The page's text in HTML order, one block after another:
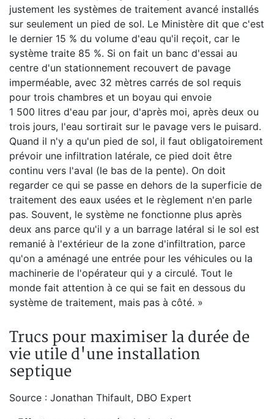
justement les systèmes de traitement avancé installés
sur seulement un pied de sol. Le Ministère dit que c'est
le dernier 15 % du volume d'eau qu'il reçoit, car le
système traite 85 %. Si on fait un banc d'essai au
centre d'un stationnement recouvert de pavage
imperméable, avec 32 mètres carrés de sol requis
pour trois chambres et un boyau qui envoie
1 500 litres d'eau par jour, d'après moi, après deux ou
trois jours, l'eau sortirait sur le pavage vers le puisard.
Quand il n'y a qu'un pied de sol, il faut obligatoirement
prévoir une infiltration latérale, ce pied doit être
continu vers l'aval (le bas de la pente). On doit
regarder ce qui se passe en dehors de la superficie de
traitement des eaux usées et le règlement n'en parle
pas. Souvent, le système ne fonctionne plus après
deux ans parce qu'il y a un barrage latéral si le sol est
remanié à l'extérieur de la zone d'infiltration, parce
qu'on a aménagé une entrée pour les véhicules ou la
machinerie de l'opérateur qui y a circulé. Tout le
monde fait attention à ce qui se fait en dessous du
système de traitement, mais pas à côté. »
Trucs pour maximiser la durée de
vie utile d'une installation
septique
Source : Jonathan Thifault, DBO Expert